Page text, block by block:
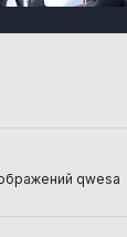
qwesa